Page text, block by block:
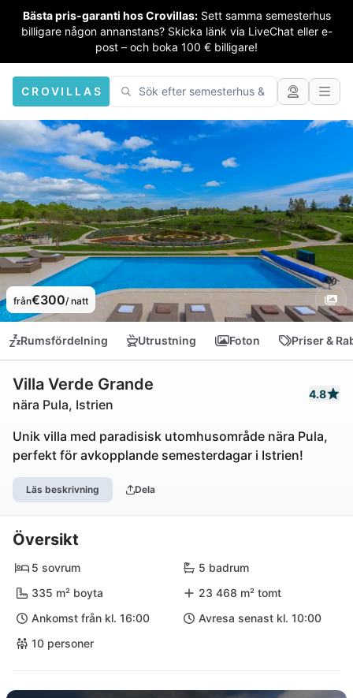
Bästa pris-garanti hos Crovillas: Sett samma semesterhus
billigare någon annanstans? Skicka länk via LiveChat eller e-
post – och boka 100 € billigare!
CROVILLAS
från€300/ natt
Rumsfördelning Utrustning Foton Priser &
Villa Verde Grande
nära Pula, Istrien
4.8
Unik villa med paradisisk utomhusområde nära Pula,
perfekt för avkopplande semesterdagar i Istrien!
Läs beskrivning Dela
Översikt
5 sovrum
5 badrum
335 m² boyta
23 468 m² tomt
Ankomst från kl. 16:00
Avresa senast kl. 10:00
10 personer